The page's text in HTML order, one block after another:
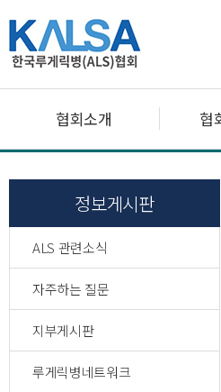
협회소개 협
정보게시판
ALS 관련소식
자주하는 질문
지부게시판
루게릭병네트워크